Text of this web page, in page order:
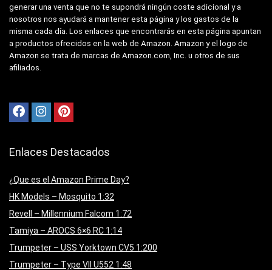
generar una venta que no te supondrá ningún coste adicional y a
nosotros nos ayudará a mantener esta página y los gastos de la
misma cada día. Los enlaces que encontrarás en esta página apuntan
a productos ofrecidos en la web de Amazon. Amazon y el logo de
Amazon se trata de marcas de Amazon.com, Inc. u otros de sus
afiliados.
Enlaces Destacados
¿Que es el Amazon Prime Day?
HK Models – Mosquito 1:32
Revell – Millennium Falcom 1:72
Tamiya – AROCS 6×6 RC 1:14
Trumpeter – USS Yorktown CV5 1:200
Trumpeter – Type VII U552 1:48